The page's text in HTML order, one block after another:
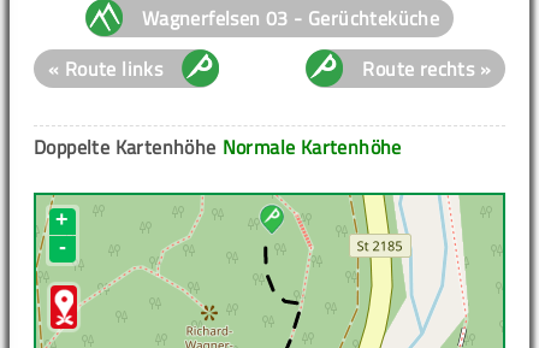
Wagnerfelsen 03 - Gerüchteküche
« Route links
Route rechts »
Normale Kartenhöhe
Doppelte Kartenhöhe
+
-